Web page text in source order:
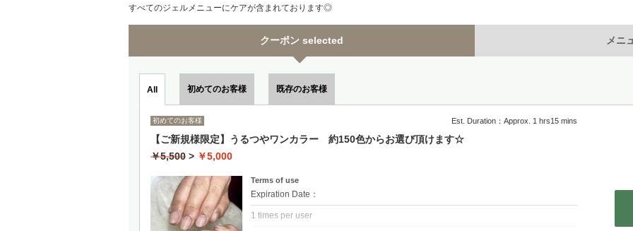
すべてのジェルメニューにケアが含まれております◎
クーポン selected メニ
All 初めてのお客様 既存のお客様
初めてのお客様 Est. Duration：Approx. 1 hrs15 mins
【ご新規様限定】うるつやワンカラー 約150色からお選び頂けます☆
￥5,500 > ￥5,000
Terms of use
Expiration Date：
1 times per user